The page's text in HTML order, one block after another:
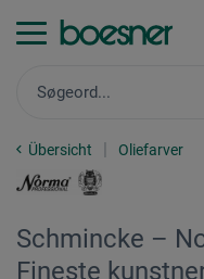
Übersicht Oliefarver
Schmincke –
Fineste